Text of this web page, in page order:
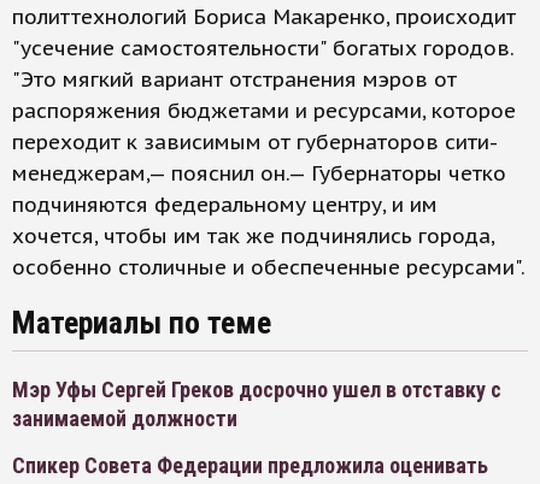
политтехнологий Бориса Макаренко, происходит
"усечение самостоятельности" богатых городов.
"Это мягкий вариант отстранения мэров от
распоряжения бюджетами и ресурсами, которое
переходит к зависимым от губернаторов сити-
менеджерам,— пояснил он.— Губернаторы четко
подчиняются федеральному центру, и им
хочется, чтобы им так же подчинялись города,
особенно столичные и обеспеченные ресурсами".
Материалы по теме
Мэр Уфы Сергей Греков досрочно ушел в отставку с
занимаемой должности
Спикер Совета Федерации предложила оценивать